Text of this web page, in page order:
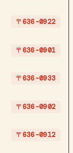
〒636-0922
〒636-0901
〒636-0933
〒636-0902
〒636-0912